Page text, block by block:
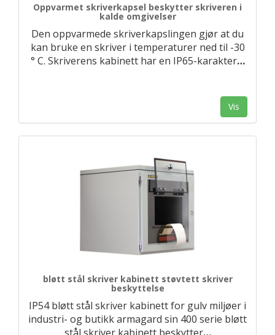
Oppvarmet skriverkapsel beskytter skriveren i
kalde omgivelser
Den oppvarmede skriverkapslingen gjør at du
kan bruke en skriver i temperaturer ned til -30
° C. Skriverens kabinett har en IP65-karakter…
Vis
bløtt stål skriver kabinett støvtett skriver
beskyttelse
IP54 bløtt stål skriver kabinett for gulv miljøer i
industri- og butikk armagard sin 400 serie bløtt